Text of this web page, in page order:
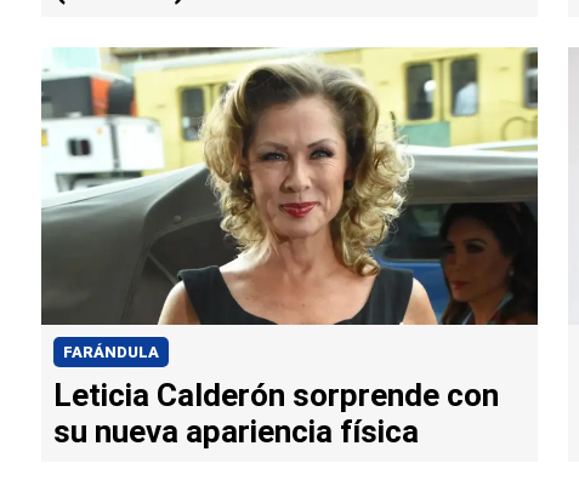
FARÁNDULA
Leticia Calderón sorprende con
su nueva apariencia física